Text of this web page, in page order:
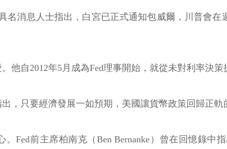
名消息人士指出，白宮已正式通知包威爾，川普會
他自2012年5月成為Fed理事開始，就從未對利率決
，只要經濟發展一如預期，美國讓貨幣政策回歸正
Fed前主席柏南克（Ben Bernanke）曾在回憶錄中